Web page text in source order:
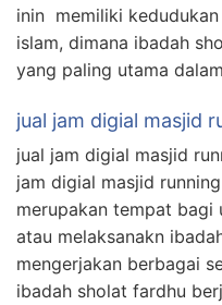
inin memiliki
islam, dimana ibadah
yang paling utama
jual jam digial masjid
jual jam digial masjid
jam digial masjid
merupakan tempat bagi
atau melaksanakn
mengerjakan berbagai
ibadah sholat fardhu